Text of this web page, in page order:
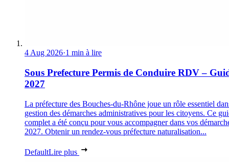
4 Aug 2026·1 min à lire
Sous Prefecture Permis de Conduire RDV –
2027
La préfecture des Bouches-du-Rhône joue un rôle essentiel
gestion des démarches administratives pour les citoyens. Ce
complet a été conçu pour vous accompagner dans vos
2027. Obtenir un rendez-vous préfecture naturalisation...
DefaultLire plus